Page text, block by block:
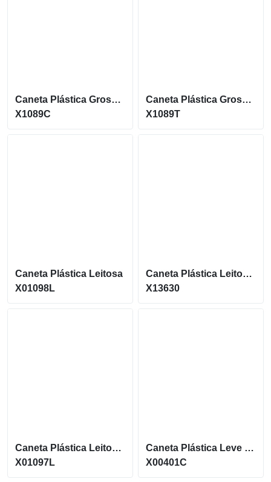
Caneta Plástica Grossa Com Acionamento Por Clique X1089C
X1089C
Caneta Plástica Grossa Translucida Com Acionamento Por Clique X1089T
X1089T
Caneta Plástica Leitosa
X01098L
Caneta Plástica Leitosa Com Acionamento Por Clique X13630
X13630
Caneta Plástica Leitosa Com Carga Azul E Acionamento Por Clique X01097L
X01097L
Caneta Plástica Leve Com Carga Azul E Acionamento Por Clique X00401C
X00401C